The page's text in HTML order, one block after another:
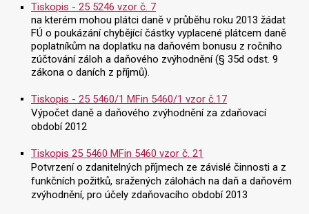
Tiskopis - 25 5246 vzor č. 7
na kterém mohou plátci daně v průběhu roku 2013 žádat
FÚ o poukázání chybějící částky vyplacené plátcem daně
poplatníkům na doplatku na daňovém bonusu z ročního
zúčtování záloh a daňového zvýhodnění (§ 35d odst. 9
zákona o daních z příjmů).
Tiskopis - 25 5460/1 MFin 5460/1 vzor č.17
Výpočet daně a daňového zvýhodnění za zdaňovací
období 2012
Tiskopis 25 5460 MFin 5460 vzor č. 21
Potvrzení o zdanitelných příjmech ze závislé činnosti a z
funkčních požitků, sražených zálohách na daň a daňovém
zvýhodnění, pro účely zdaňovacího období 2013